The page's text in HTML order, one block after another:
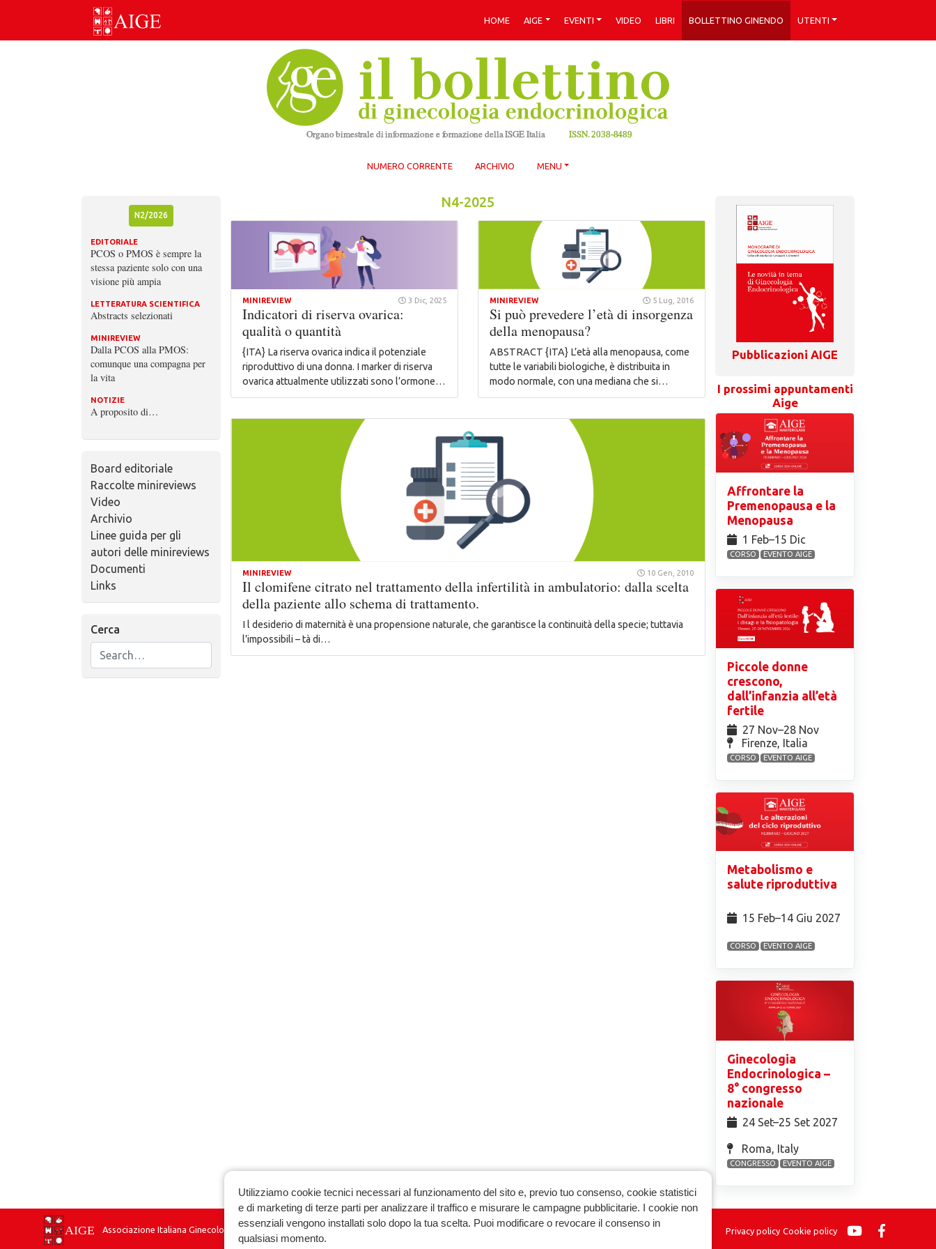
Skip
HOME AIGE EVENTI VIDEO LIBRI BOLLETTINO GINENDO UTENTI
NUMERO CORRENTE ARCHIVIO MENU
N2/2026
EDITORIALE
PCOS o PMOS è sempre la
stessa paziente solo con una
visione più ampia
LETTERATURA SCIENTIFICA
Abstracts selezionati
MINIREVIEW
Dalla PCOS alla PMOS:
comunque una compagna per
la vita
NOTIZIE
A proposito di…
Board editoriale
Raccolte minireviews
Video
Archivio
Linee guida per gli
autori delle minireviews
Documenti
Links
Cerca
N4-2025
MINIREVIEW 3 Dic, 2025
Indicatori di riserva ovarica:
qualità o quantità
{ITA} La riserva ovarica indica il potenziale
riproduttivo di una donna. I marker di riserva
ovarica attualmente utilizzati sono l’ormone…
MINIREVIEW 5 Lug, 2016
Si può prevedere l’età di insorgenza
della menopausa?
ABSTRACT {ITA} L’età alla menopausa, come
tutte le variabili biologiche, è distribuita in
modo normale, con una mediana che si…
MINIREVIEW 10 Gen, 2010
Il clomifene citrato nel trattamento della infertilità in ambulatorio: dalla scelta
della paziente allo schema di trattamento.
I l desiderio di maternità è una propensione naturale, che garantisce la continuità della specie; tuttavia
l’impossibili – tà di…
Pubblicazioni AIGE
I prossimi appuntamenti
Aige
Affrontare la
Premenopausa e la
Menopausa
1 Feb⁠–15 Dic
CORSO EVENTO AIGE
Piccole donne
crescono,
dall’infanzia all’età
fertile
27 Nov⁠–28 Nov
Firenze, Italia
CORSO EVENTO AIGE
Metabolismo e
salute riproduttiva
15 Feb⁠–14 Giu 2027
CORSO EVENTO AIGE
Ginecologia
Endocrinologica –
8° congresso
nazionale
24 Set⁠–25 Set 2027
Roma, Italy
CONGRESSO EVENTO AIGE
Associazione Italiana Ginecologia Endocrinologica Privacy policy Cookie policy
Utilizziamo cookie tecnici necessari al funzionamento del sito e, previo tuo consenso, cookie statistici
e di marketing di terze parti per analizzare il traffico e misurare le campagne pubblicitarie. I cookie non
essenziali vengono installati solo dopo la tua scelta. Puoi modificare o revocare il consenso in
qualsiasi momento.